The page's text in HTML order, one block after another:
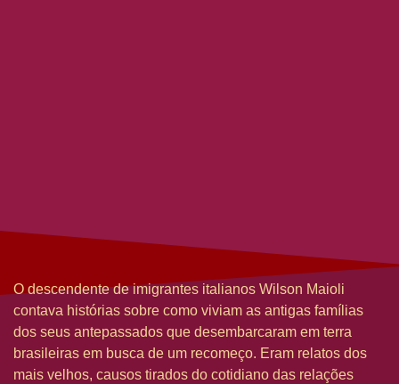
O descendente de imigrantes italianos Wilson Maioli
contava histórias sobre como viviam as antigas famílias
dos seus antepassados que desembarcaram em terra
brasileiras em busca de um recomeço. Eram relatos dos
mais velhos, causos tirados do cotidiano das relações